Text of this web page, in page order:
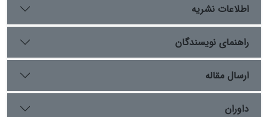
منابع درسی ناهمگون، از جمله موانع اصلی در کارایی این
مدارس بوددندهمچنین، تقلید ناقص از نظام آموزشی اروپا و
مقاومت در برابر تغییرات بنیادین، شکافی عمیق بین
آرمان‌های اصلاح‌طلبان و واقعیت‌های اجرایی ایجاد کرد. این
مقاله با نقد رویکرد توصیفیِ پیشین بر تحلیل ریشه‌های
ناکارآمدی تمرکز دارد و نشان می‌دهد چگونه تعارض سنت و
تجدد، مانع تحول پایدار آموزشی در این دوره شد.
اطلاعات نشریه
راهنمای نویسندگان
ارسال مقاله
داوران